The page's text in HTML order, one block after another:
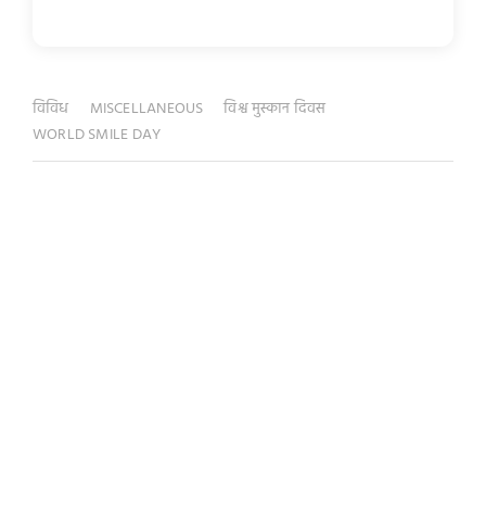
विविध MISCELLANEOUS
विश्व मुस्कान दिवस
WORLD SMILE DAY